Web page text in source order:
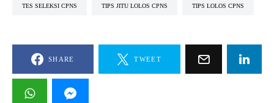
TES SELEKSI CPNS TIPS JITU LOLOS CPNS TIPS LOLOS CPNS
SHARE TWEET